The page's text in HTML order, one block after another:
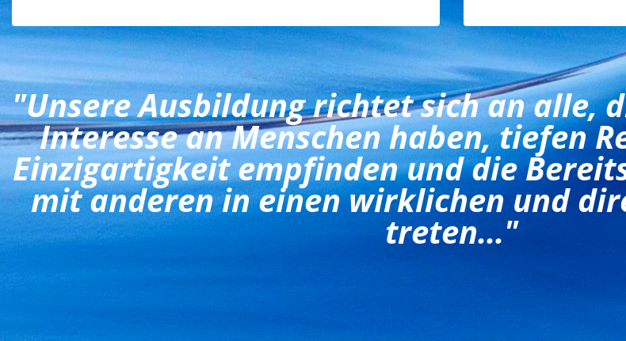
"Unsere Ausbildung richtet sich an alle,
Interesse an Menschen haben, tiefen
Einzigartigkeit empfinden und die
mit anderen in einen wirklichen und
treten..."